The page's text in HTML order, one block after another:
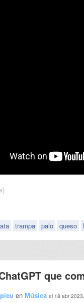
trampa palo queso
que
en Música el 18 abr